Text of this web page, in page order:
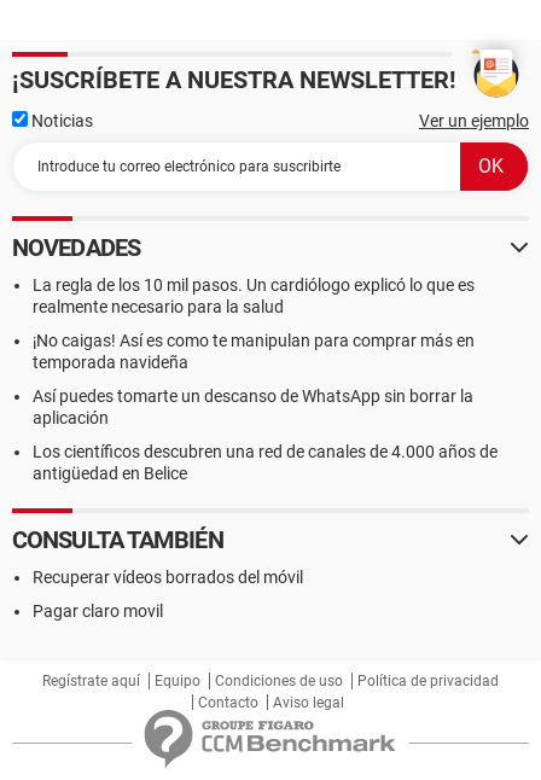
¡SUSCRÍBETE A NUESTRA NEWSLETTER!
Noticias Ver un ejemplo
NOVEDADES
La regla de los 10 mil pasos. Un cardiólogo explicó lo que es
realmente necesario para la salud
¡No caigas! Así es como te manipulan para comprar más en
temporada navideña
Así puedes tomarte un descanso de WhatsApp sin borrar la
aplicación
Los científicos descubren una red de canales de 4.000 años de
antigüedad en Belice
CONSULTA TAMBIÉN
Recuperar vídeos borrados del móvil
Pagar claro movil
Regístrate aquí Equipo Condiciones de uso
Política de privacidad
Contacto
Aviso legal